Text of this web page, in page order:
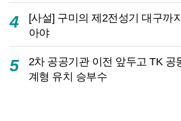
4
[사설] 구미의 제2전성기 대구까
아야
5
2차 공공기관 이전 앞두고 TK
계형 유치 승부수